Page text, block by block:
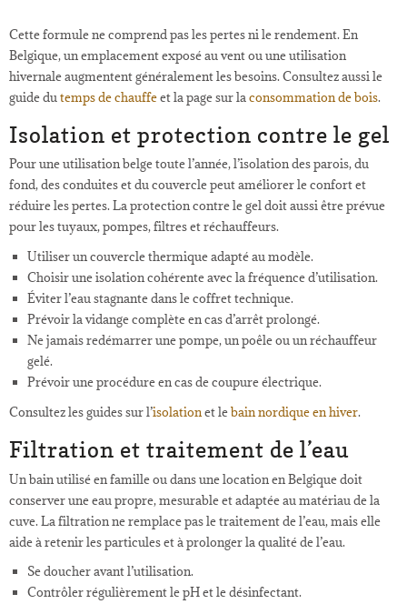
Cette formule ne comprend pas les pertes ni le rendement. En
Belgique, un emplacement exposé au vent ou une utilisation
hivernale augmentent généralement les besoins. Consultez aussi le
guide dutemps de chauffeet la page sur laconsommation de bois.
Isolation et protection contre le gel
Pour une utilisation belge toute l’année, l’isolation des parois, du
fond, des conduites et du couvercle peut améliorer le confort et
réduire les pertes. La protection contre le gel doit aussi être prévue
pour les tuyaux, pompes, filtres et réchauffeurs.
Utiliser un couvercle thermique adapté au modèle.
Choisir une isolation cohérente avec la fréquence d’utilisation.
Éviter l’eau stagnante dans le coffret technique.
Prévoir la vidange complète en cas d’arrêt prolongé.
Ne jamais redémarrer une pompe, un poêle ou un réchauffeur
gelé.
Prévoir une procédure en cas de coupure électrique.
Consultez les guides sur l’isolationet lebain nordique en hiver.
Filtration et traitement de l’eau
Un bain utilisé en famille ou dans une location en Belgique doit
conserver une eau propre, mesurable et adaptée au matériau de la
cuve. La filtration ne remplace pas le traitement de l’eau, mais elle
aide à retenir les particules et à prolonger la qualité de l’eau.
Se doucher avant l’utilisation.
Contrôler régulièrement le pH et le désinfectant.